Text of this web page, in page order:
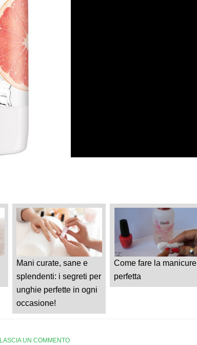
Mani curate, sane e
splendenti: i segreti per
unghie perfette in ogni
occasione!
Come fare la manicure
perfetta
LASCIA UN COMMENTO